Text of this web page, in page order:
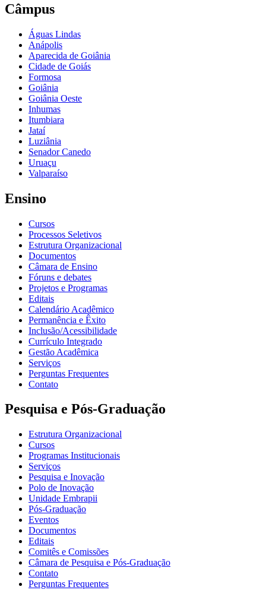
Câmpus
Águas Lindas
Anápolis
Aparecida de Goiânia
Cidade de Goiás
Formosa
Goiânia
Goiânia Oeste
Inhumas
Itumbiara
Jataí
Luziânia
Senador Canedo
Uruaçu
Valparaíso
Ensino
Cursos
Processos Seletivos
Estrutura Organizacional
Documentos
Câmara de Ensino
Fóruns e debates
Projetos e Programas
Editais
Calendário Acadêmico
Permanência e Êxito
Inclusão/Acessibilidade
Currículo Integrado
Gestão Acadêmica
Serviços
Perguntas Frequentes
Contato
Pesquisa e Pós-Graduação
Estrutura Organizacional
Cursos
Programas Institucionais
Serviços
Pesquisa e Inovação
Polo de Inovação
Unidade Embrapii
Pós-Graduação
Eventos
Documentos
Editais
Comitês e Comissões
Câmara de Pesquisa e Pós-Graduação
Contato
Perguntas Frequentes